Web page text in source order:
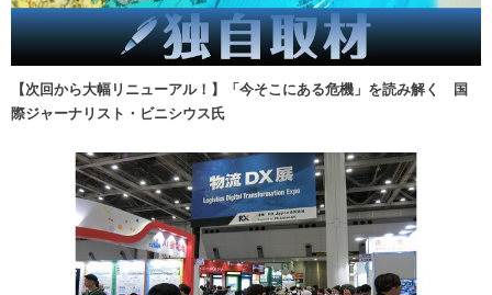
【次回から大幅リニューアル！】「今そこにある危機」を読み解く 国
際ジャーナリスト・ビニシウス氏